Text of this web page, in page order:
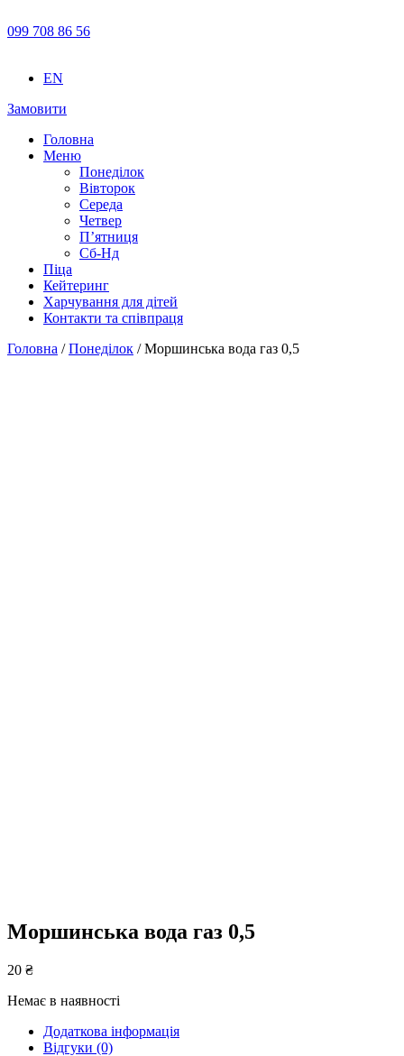
099 708 86 56
EN
Замовити
Головна
Меню
Понеділок
Вівторок
Середа
Четвер
П’ятниця
Сб-Нд
Піца
Кейтеринг
Харчування для дітей
Контакти та співпраця
Головна /Понеділок / Моршинська вода газ 0,5
Моршинська вода газ 0,5
20 ₴
Немає в наявності
Додаткова інформація
Відгуки (0)